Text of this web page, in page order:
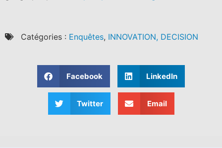
Catégories : Enquêtes, INNOVATION, DECISION
Facebook LinkedIn
Twitter Email